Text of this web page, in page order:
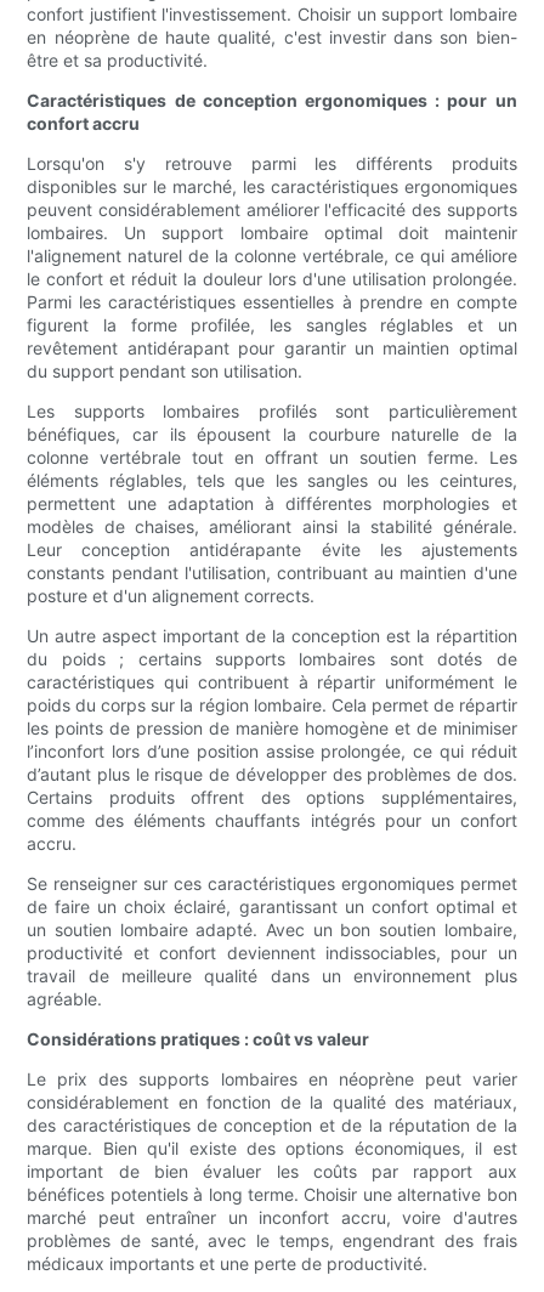
confort justifient l'investissement. Choisir un support lombaire
en néoprène de haute qualité, c'est investir dans son bien-
être et sa productivité.
Caractéristiques de conception ergonomiques : pour un
confort accru
Lorsqu'on s'y retrouve parmi les différents produits
disponibles sur le marché, les caractéristiques ergonomiques
peuvent considérablement améliorer l'efficacité des supports
lombaires. Un support lombaire optimal doit maintenir
l'alignement naturel de la colonne vertébrale, ce qui améliore
le confort et réduit la douleur lors d'une utilisation prolongée.
Parmi les caractéristiques essentielles à prendre en compte
figurent la forme profilée, les sangles réglables et un
revêtement antidérapant pour garantir un maintien optimal
du support pendant son utilisation.
Les supports lombaires profilés sont particulièrement
bénéfiques, car ils épousent la courbure naturelle de la
colonne vertébrale tout en offrant un soutien ferme. Les
éléments réglables, tels que les sangles ou les ceintures,
permettent une adaptation à différentes morphologies et
modèles de chaises, améliorant ainsi la stabilité générale.
Leur conception antidérapante évite les ajustements
constants pendant l'utilisation, contribuant au maintien d'une
posture et d'un alignement corrects.
Un autre aspect important de la conception est la répartition
du poids ; certains supports lombaires sont dotés de
caractéristiques qui contribuent à répartir uniformément le
poids du corps sur la région lombaire. Cela permet de répartir
les points de pression de manière homogène et de minimiser
l’inconfort lors d’une position assise prolongée, ce qui réduit
d’autant plus le risque de développer des problèmes de dos.
Certains produits offrent des options supplémentaires,
comme des éléments chauffants intégrés pour un confort
accru.
Se renseigner sur ces caractéristiques ergonomiques permet
de faire un choix éclairé, garantissant un confort optimal et
un soutien lombaire adapté. Avec un bon soutien lombaire,
productivité et confort deviennent indissociables, pour un
travail de meilleure qualité dans un environnement plus
agréable.
Considérations pratiques : coût vs valeur
Le prix des supports lombaires en néoprène peut varier
considérablement en fonction de la qualité des matériaux,
des caractéristiques de conception et de la réputation de la
marque. Bien qu'il existe des options économiques, il est
important de bien évaluer les coûts par rapport aux
bénéfices potentiels à long terme. Choisir une alternative bon
marché peut entraîner un inconfort accru, voire d'autres
problèmes de santé, avec le temps, engendrant des frais
médicaux importants et une perte de productivité.